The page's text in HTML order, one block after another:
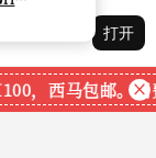
打开
，西马包邮。消